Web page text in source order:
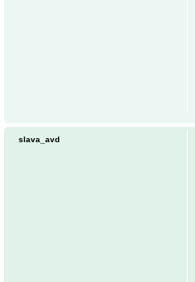
slava_avd